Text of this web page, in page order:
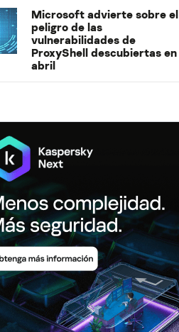
Microsoft advierte sobre el
peligro de las
vulnerabilidades de
ProxyShell descubiertas en
abril